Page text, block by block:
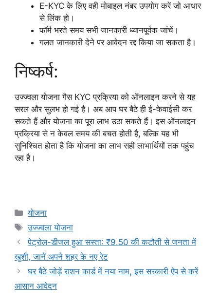
E-KYC के लिए वही मोबाइल नंबर उपयोग करें जो आधार
से लिंक हो।
फॉर्म भरते समय सभी जानकारी ध्यानपूर्वक जांचें।
गलत जानकारी देने पर आवेदन रद्द किया जा सकता है।
निष्कर्ष:
उज्ज्वला योजना गैस KYC प्रक्रिया को ऑनलाइन करने से यह
सरल और सुलभ हो गई है। अब आप घर बैठे ही ई-केवाईसी कर
सकते हैं और योजना का पूरा लाभ उठा सकते हैं। इस ऑनलाइन
प्रक्रिया से न केवल समय की बचत होती है, बल्कि यह भी
सुनिश्चित होता है कि योजना का लाभ सही लाभार्थियों तक पहुंच
रहा है।
Categories
योजना
Tags
उज्ज्वला योजना
पेट्रोल-डीजल हुआ सस्ता: ₹9.50 की कटौती से जनता में
खुशी, जानें अपने शहर के नए रेट
घर बैठे जोड़ें राशन कार्ड में नया नाम, इस सरकारी ऐप से करें
आसान आवेदन